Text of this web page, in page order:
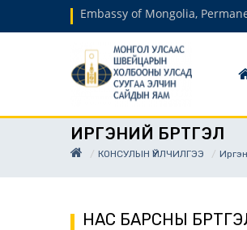
Embassy of Mongolia,
ИРГЭНИЙ БҮРТГЭЛ
КОНСУЛЫН ҮЙЛЧИЛГЭЭ
НАС БАРСНЫ